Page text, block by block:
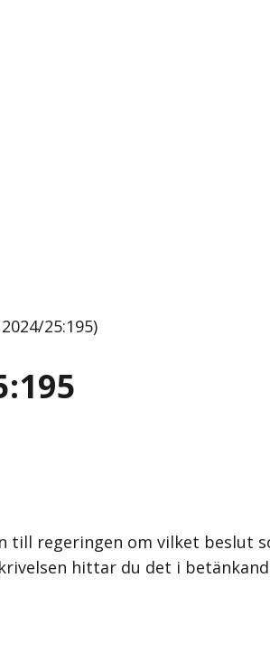
25:195)
till regeringen om vilket beslut
hittar du det i